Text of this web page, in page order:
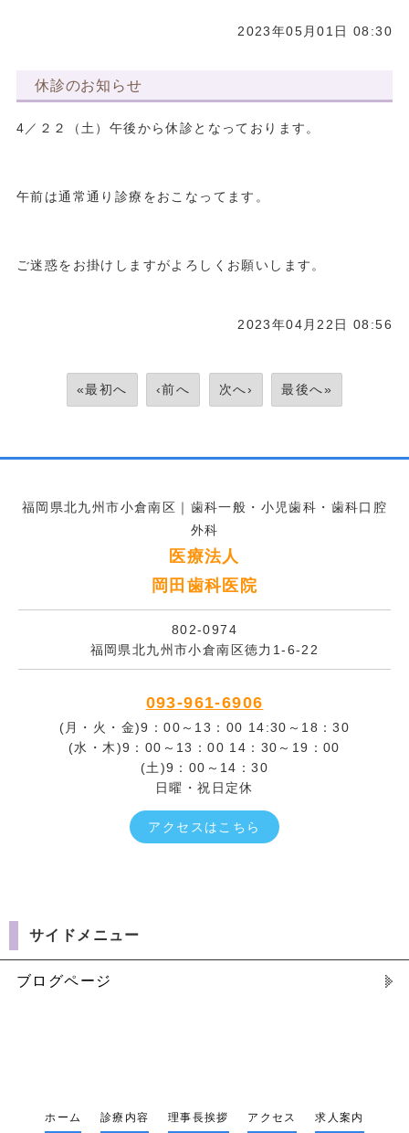
2023年05月01日 08:30
休診のお知らせ
4／２２（土）午後から休診となっております。
午前は通常通り診療をおこなってます。
ご迷惑をお掛けしますがよろしくお願いします。
2023年04月22日 08:56
«最初へ ‹前へ 次へ› 最後へ»
福岡県北九州市小倉南区｜歯科一般・小児歯科・歯科口腔
外科
医療法人
岡田歯科医院
802-0974
福岡県北九州市小倉南区徳力1-6-22
093-961-6906
(月・火・金)9：00～13：00 14:30～18：30
(水・木)9：00～13：00 14：30～19：00
(土)9：00～14：30
日曜・祝日定休
アクセスはこちら
サイドメニュー
ブログページ
ホーム 診療内容 理事長挨拶 アクセス 求人案内